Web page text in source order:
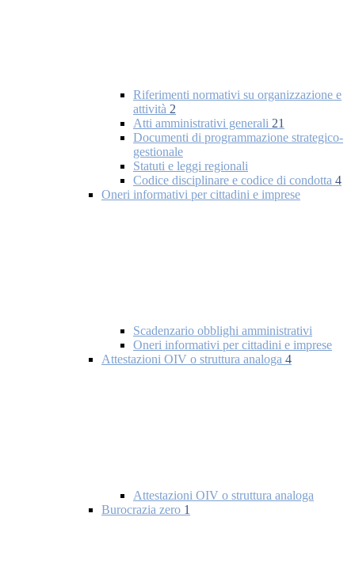
Riferimenti normativi su organizzazione e
attività 2
Atti amministrativi generali 21
Documenti di programmazione strategico-
gestionale
Statuti e leggi regionali
Codice disciplinare e codice di condotta 4
Oneri informativi per cittadini e imprese
Scadenzario obblighi amministrativi
Oneri informativi per cittadini e imprese
Attestazioni OIV o struttura analoga 4
Attestazioni OIV o struttura analoga
Burocrazia zero 1